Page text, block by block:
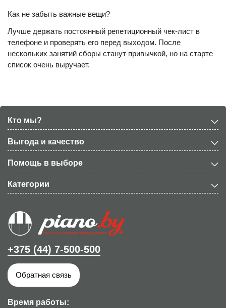
Как не забыть важные вещи?
Лучше держать постоянный репетиционный чек-лист в
телефоне и проверять его перед выходом. После
нескольких занятий сборы станут привычкой, но на старте
список очень выручает.
Кто мы?
Выгода и качество
Помощь в выборе
Категории
+375 (44) 7-500-500
Обратная связь
Время работы: